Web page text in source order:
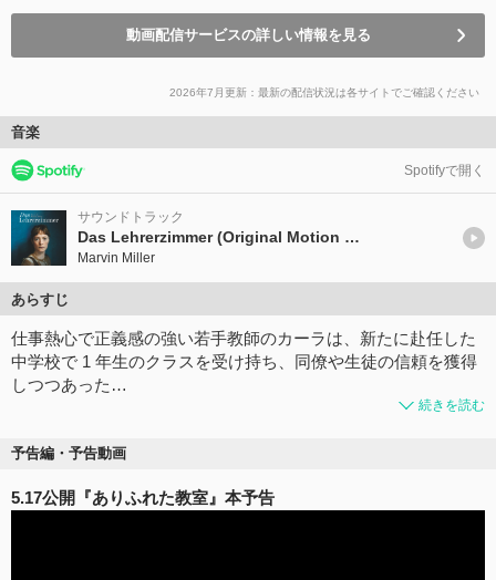
動画配信サービスの詳しい情報を見る
2026年7月更新：最新の配信状況は各サイトでご確認ください
音楽
Spotifyで開く
サウンドトラック
Das Lehrerzimmer (Original Motion Picture Soundtrack)
Marvin Miller
あらすじ
仕事熱心で正義感の強い若手教師のカーラは、新たに赴任した
中学校で 1 年生のクラスを受け持ち、同僚や生徒の信頼を獲得
しつつあった…
続きを読む
予告編・予告動画
5.17公開『ありふれた教室』本予告